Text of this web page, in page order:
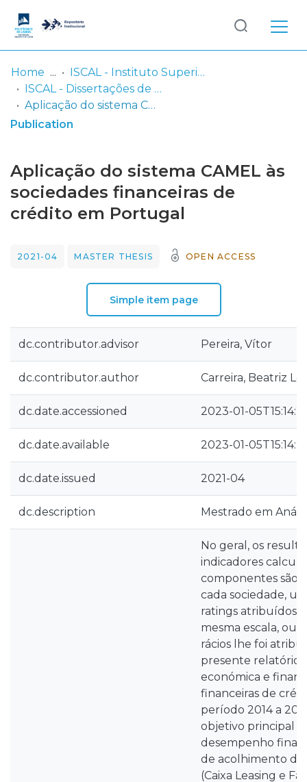
Communities
& Collections
Entities
Statistics
Log
In
Home
ISCAL - Instituto Superior de Contabilidade e Administração de Lisboa
ISCAL - Dissertações de Mestrado
Aplicação do sistema CAMEL às sociedades financeiras de crédito em Portugal
Publication
Aplicação do sistema CAMEL às
sociedades financeiras de
crédito em Portugal
2021-04 MASTER THESIS OPEN ACCESS
Simple item page
dc.contributor.advisor Pereira, Vítor
dc.contributor.author Carreira, Beatriz
dc.date.accessioned 2023-01-
dc.date.available 2023-01-
dc.date.issued 2021-04
dc.description Mestrado em
No geral, os
indicadores
componentes são
cada sociedade,
ratings atribuídos
mesma escala, ou
rácios lhe foi
presente relatório
económica e
financeiras de
período 2014 a
objetivo principal
desempenho
de acolhimento
(Caixa Leasing e